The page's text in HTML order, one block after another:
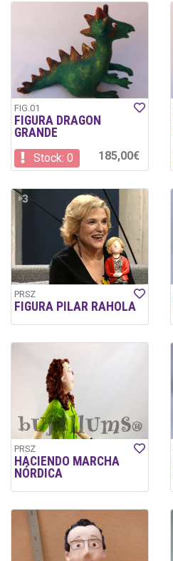
FIG.01
FIGURA DRAGON
GRANDE
Stock: 0 185,00€
PRSZ
FIGURA PILAR RAHOLA
PRSZ
HACIENDO MARCHA
NÓRDICA